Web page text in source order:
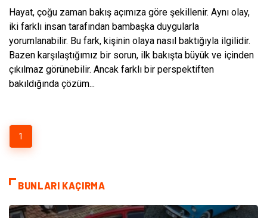
Hayat, çoğu zaman bakış açımıza göre şekillenir. Aynı olay,
iki farklı insan tarafından bambaşka duygularla
yorumlanabilir. Bu fark, kişinin olaya nasıl baktığıyla ilgilidir.
Bazen karşılaştığımız bir sorun, ilk bakışta büyük ve içinden
çıkılmaz görünebilir. Ancak farklı bir perspektiften
bakıldığında çözüm...
1
BUNLARI KAÇIRMA